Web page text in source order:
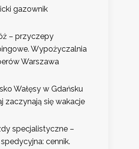
gazownik
– przyczepy
Wypożyczalnia
Warszawa
Wałęsy w Gdańsku
zaczynają się wakacje
specjalistyczne –
cennik.